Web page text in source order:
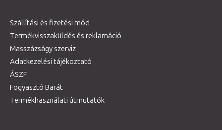
Szállítási és fizetési mód
Termékvisszaküldés és reklamáció
Masszázságy szerviz
Adatkezelési tájékoztató
ÁSZF
Fogyasztó Barát
Termékhasználati útmutatók